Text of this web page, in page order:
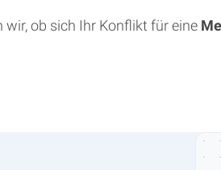
ob sich Ihr Konflikt für eine